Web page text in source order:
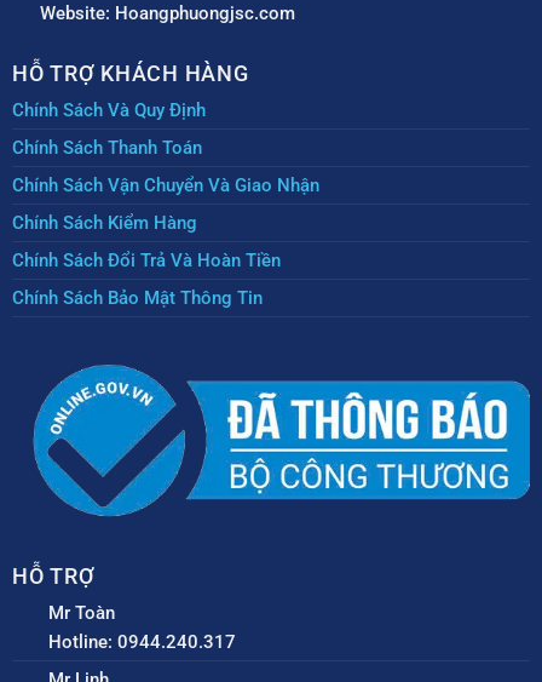
Website: Hoangphuongjsc.com
HỖ TRỢ KHÁCH HÀNG
Chính Sách Và Quy Định
Chính Sách Thanh Toán
Chính Sách Vận Chuyển Và Giao Nhận
Chính Sách Kiểm Hàng
Chính Sách Đổi Trả Và Hoàn Tiền
Chính Sách Bảo Mật Thông Tin
HỖ TRỢ
Mr Toàn
Hotline: 0944.240.317